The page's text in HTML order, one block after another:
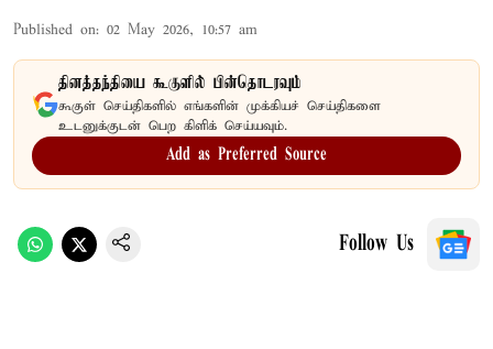
Published on: 02 May 2026, 10:57 am
தினத்தந்தியை கூகுளில் பின்தொடரவும்
கூகுள் செய்திகளில் எங்களின் முக்கியச் செய்திகளை
உடனுக்குடன் பெற கிளிக் செய்யவும்.
Add as Preferred Source
Follow Us